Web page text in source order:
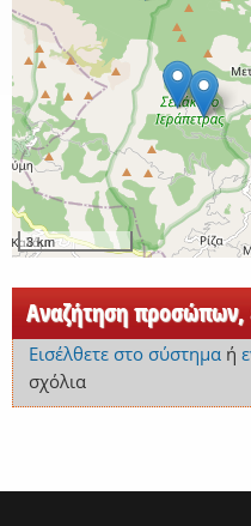
3 km
Αναζήτηση προσώπων,
Εισέλθετε στο σύστημαή
σχόλια